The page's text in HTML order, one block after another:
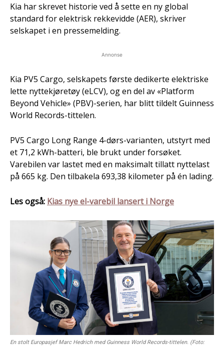
Kia har skrevet historie ved å sette en ny global
standard for elektrisk rekkevidde (AER), skriver
selskapet i en pressemelding.
Annonse
Kia PV5 Cargo, selskapets første dedikerte elektriske
lette nyttekjøretøy (eLCV), og en del av «Platform
Beyond Vehicle» (PBV)-serien, har blitt tildelt Guinness
World Records-tittelen.
PV5 Cargo Long Range 4-dørs-varianten, utstyrt med
et 71,2 kWh-batteri, ble brukt under forsøket.
Varebilen var lastet med en maksimalt tillatt nyttelast
på 665 kg. Den tilbakela 693,38 kilometer på én lading.
Les også: Kias nye el-varebil lansert i Norge
En stolt Europasjef Marc Hedrich med Guinness World Records-tittelen. (Foto: